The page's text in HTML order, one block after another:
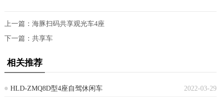
上一篇： 海豚扫码共享观光车4座
下一篇： 共享车
相关推荐
2022-03-29
HLD-ZMQ8D型4座自驾休闲车